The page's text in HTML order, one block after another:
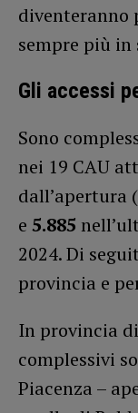
diventeranno
sempre più
Gli accessi
Sono
nei 19 CAU
dall’apertura
e 5.885
2024. Di
provincia e
In provincia di
complessivi
Piacenza –